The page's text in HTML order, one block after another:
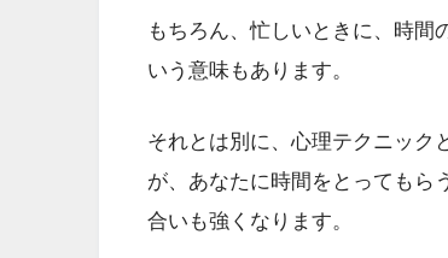
もちろん、忙しいときに、時間
いう意味もあります。
それとは別に、心理テクニック
が、あなたに時間をとってもら
合いも強くなります。